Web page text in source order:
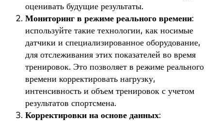
оценивать будущие результаты.
Мониторинг в режиме реального времени:
используйте такие технологии, как носимые
датчики и специализированное оборудование,
для отслеживания этих показателей во время
тренировок. Это позволяет в режиме реального
времени корректировать нагрузку,
интенсивность и объем тренировок с учетом
результатов спортсмена.
Корректировки на основе данных: